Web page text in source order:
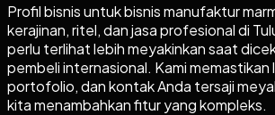
Profil bisnis untuk bisnis manufaktur
kerajinan, ritel, dan jasa profesional di
perlu terlihat lebih meyakinkan saat
pembeli internasional. Kami memastikan
portofolio, dan kontak Anda tersaji
kita menambahkan fitur yang kompleks.